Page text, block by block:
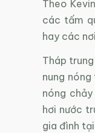
Theo
các tấm
hay các
Tháp
nung
nóng
hơi nước
gia đình